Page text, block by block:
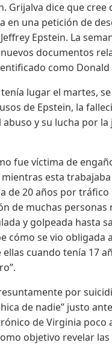
Grijalva dice que
en una petición de
Epstein. La
documentos
como Donald
lugar el martes,
de Epstein, la
y su lucha por
fue víctima de
esta
de 20 años por tráfico
de muchas
y golpeada hasta
cómo se vio obligada
cuando tenía 17
por
de nadie” justo
de Virginia poco
objetivo revelar